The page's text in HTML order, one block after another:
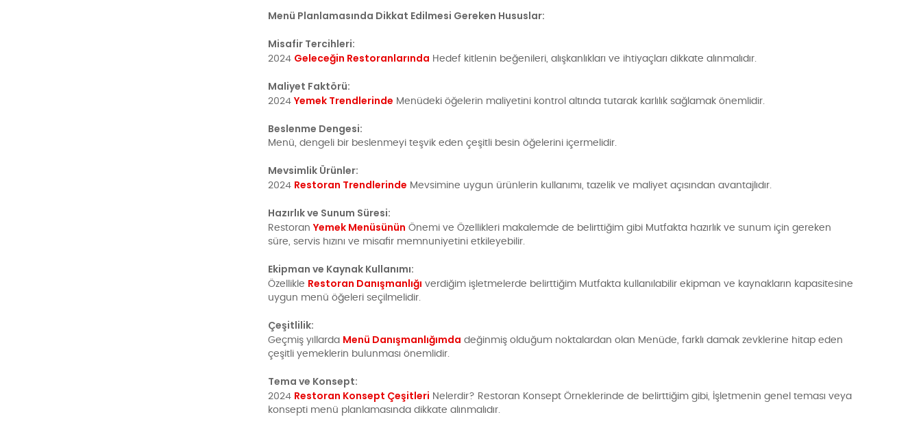
Menü Planlamasında Dikkat Edilmesi Gereken Hususlar:
Misafir Tercihleri:
2024 Geleceğin Restoranlarında Hedef kitlenin beğenileri, alışkanlıkları ve ihtiyaçları dikkate alınmalıdır.
Maliyet Faktörü:
2024 Yemek Trendlerinde Menüdeki öğelerin maliyetini kontrol altında tutarak karlılık sağlamak önemlidir.
Beslenme Dengesi:
Menü, dengeli bir beslenmeyi teşvik eden çeşitli besin öğelerini içermelidir.
Mevsimlik Ürünler:
2024 Restoran Trendlerinde Mevsimine uygun ürünlerin kullanımı, tazelik ve maliyet açısından avantajlıdır.
Hazırlık ve Sunum Süresi:
Restoran Yemek Menüsünün Önemi ve Özellikleri makalemde de belirttiğim gibi Mutfakta hazırlık ve sunum için gereken
süre, servis hızını ve misafir memnuniyetini etkileyebilir.
Ekipman ve Kaynak Kullanımı:
Özellikle Restoran Danışmanlığı verdiğim işletmelerde belirttiğim Mutfakta kullanılabilir ekipman ve kaynakların kapasitesine
uygun menü öğeleri seçilmelidir.
Çeşitlilik:
Geçmiş yıllarda Menü Danışmanlığımda değinmiş olduğum noktalardan olan Menüde, farklı damak zevklerine hitap eden
çeşitli yemeklerin bulunması önemlidir.
Tema ve Konsept:
2024 Restoran Konsept Çeşitleri Nelerdir? Restoran Konsept Örneklerinde de belirttiğim gibi, İşletmenin genel teması veya
konsepti menü planlamasında dikkate alınmalıdır.